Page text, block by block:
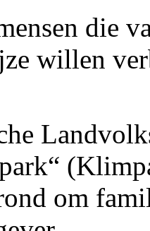
die
willen
om